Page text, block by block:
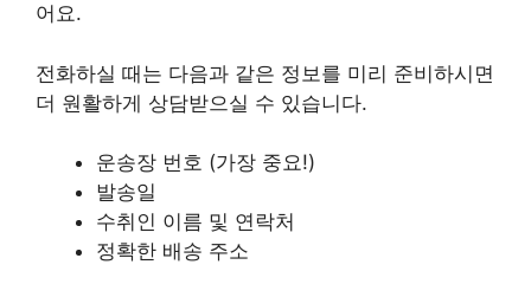
어요.
전화하실 때는 다음과 같은 정보를 미리 준비하시면
더 원활하게 상담받으실 수 있습니다.
운송장 번호 (가장 중요!)
발송일
수취인 이름 및 연락처
정확한 배송 주소